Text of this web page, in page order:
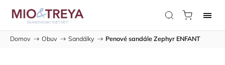
Domov / Obuv / Sandálky / Penové sandále Zephyr ENFANT